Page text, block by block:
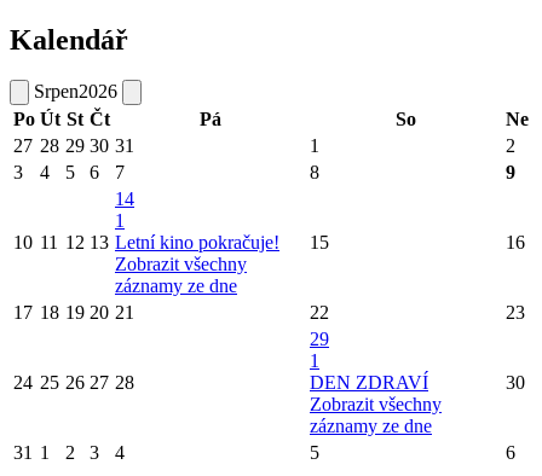
Kalendář
Srpen2026
Po Út St Čt Pá So
Ne
27 28 29 30 31 1
2
3
4 5 6 7 8 9
10 11 12 13
14
1
Letní kino pokračuje!
Zobrazit všechny
záznamy ze dne
15 16
17 18 19 20 21 22 23
24 25 26 27 28
29
1
DEN ZDRAVÍ
Zobrazit všechny
záznamy ze dne
30
31 1 2 3 4 5 6